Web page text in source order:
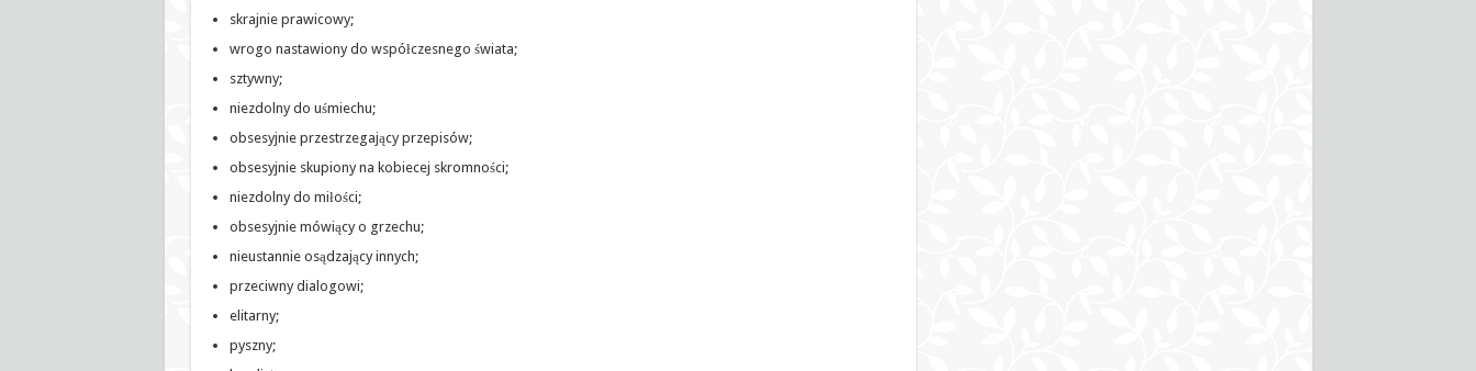
skrajnie prawicowy;
wrogo nastawiony do współczesnego świata;
sztywny;
niezdolny do uśmiechu;
obsesyjnie przestrzegający przepisów;
obsesyjnie skupiony na kobiecej skromności;
niezdolny do miłości;
obsesyjnie mówiący o grzechu;
nieustannie osądzający innych;
przeciwny dialogowi;
elitarny;
pyszny;